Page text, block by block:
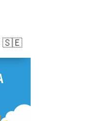
🇸🇪